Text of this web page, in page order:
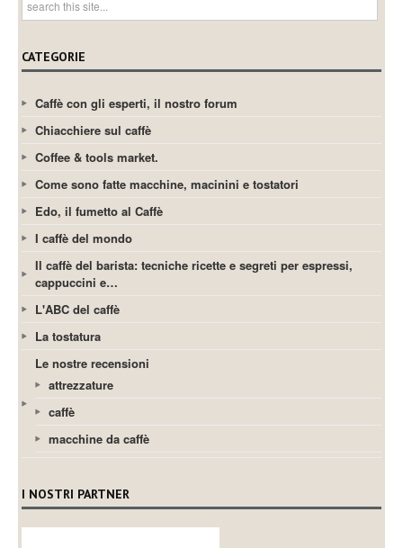
CATEGORIE
Caffè con gli esperti, il nostro forum
Chiacchiere sul caffè
Coffee & tools market.
Come sono fatte macchine, macinini e tostatori
Edo, il fumetto al Caffè
I caffè del mondo
Il caffè del barista: tecniche ricette e segreti per espressi,
cappuccini e…
L'ABC del caffè
La tostatura
Le nostre recensioni
attrezzature
caffè
macchine da caffè
I NOSTRI PARTNER